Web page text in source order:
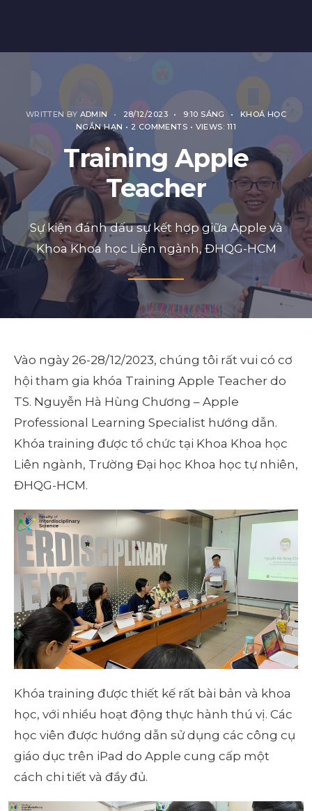
WRITTEN BY ADMIN • 28/12/2023 • 9:10 SÁNG •
KHOÁ HỌC
NGẮN HẠN • 2 COMMENTS • VIEWS: 111
Training Apple
Teacher
Sự kiện đánh dấu sự kết hợp giữa Apple và
Khoa Khoa học Liên ngành, ĐHQG-HCM
Vào ngày 26-28/12/2023, chúng tôi rất vui có cơ
hội tham gia khóa Training Apple Teacher do
TS. Nguyễn Hà Hùng Chương – Apple
Professional Learning Specialist hướng dẫn.
Khóa training được tổ chức tại Khoa Khoa học
Liên ngành, Trường Đại học Khoa học tự nhiên,
ĐHQG-HCM.
Khóa training được thiết kế rất bài bản và khoa
học, với nhiều hoạt động thực hành thú vị. Các
học viên được hướng dẫn sử dụng các công cụ
giáo dục trên iPad do Apple cung cấp một
cách chi tiết và đầy đủ.